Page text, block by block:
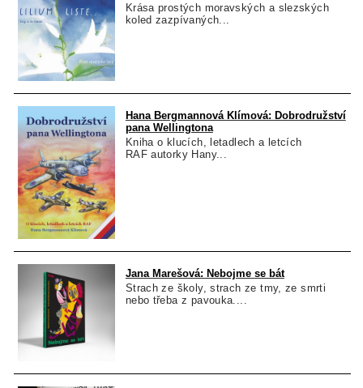
Krása prostých moravských a slezských
koled zazpívaných...
Hana Bergmannová Klímová: Dobrodružství
pana Wellingtona
Kniha o klucích, letadlech a letcích
RAF autorky Hany...
Jana Marešová: Nebojme se bát
Strach ze školy, strach ze tmy, ze smrti
nebo třeba z pavouka....